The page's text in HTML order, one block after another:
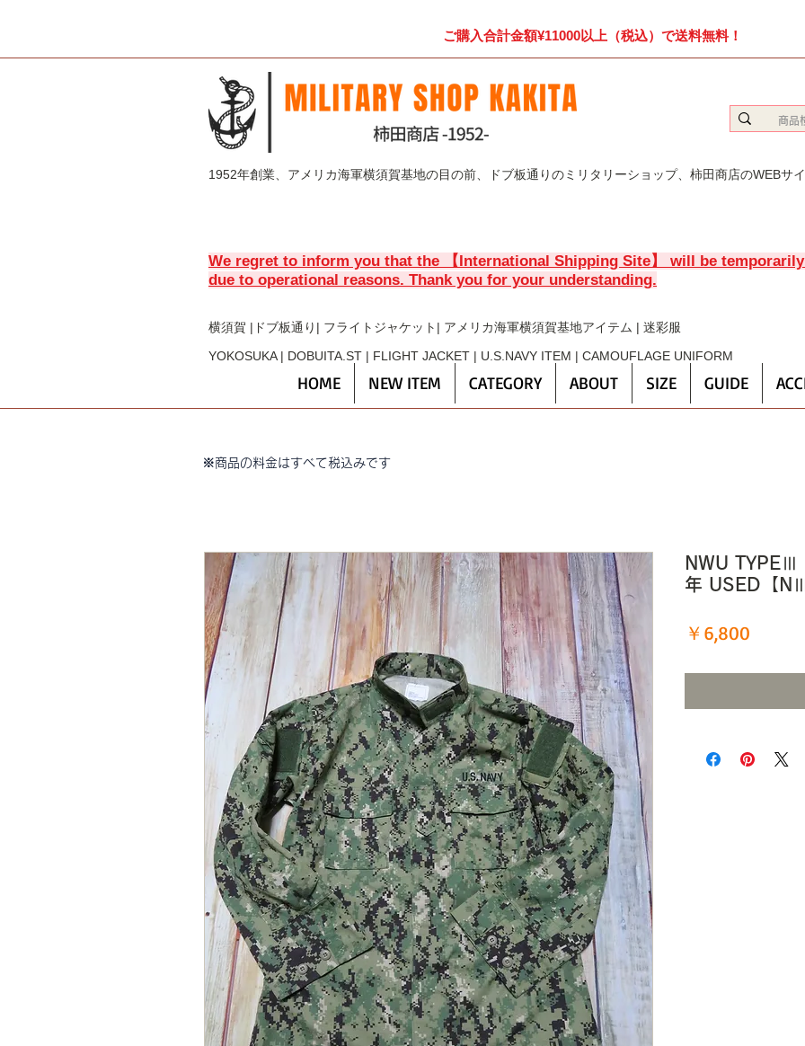
ご購入合計金額¥11000以上（税込）で送料無料！
1952年創業、アメリカ海軍横須賀基地の目の前、ドブ板通りのミリタリーショップ、柿田商店のWEBサ
We regret to inform you that the 【International Shipping Site】 will be
due to operational reasons. Thank you for your understanding.
横須賀 |ドブ板通り| フライト ジャケット| アメリカ海軍横須賀基地アイテム | 迷彩服
YOKOSUKA | DOBUITA.ST | FLIGHT JACKET | U.S.NAVY ITEM | CAMOUFLAGE UNIFORM
HOME NEW ITEM CATEGORY ABOUT SIZE GUIDE
※商品の料金はすべて税込みです
NWU
年 USED【
￥6,800